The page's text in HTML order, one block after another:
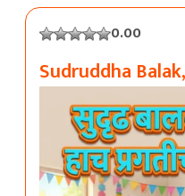
0.00
Sudruddha